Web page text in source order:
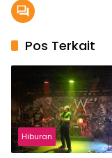
Pos Terkait
Hiburan